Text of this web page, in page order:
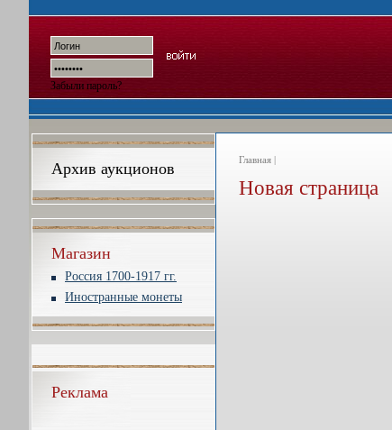
Забыли пароль?
Архив аукционов
Магазин
Россия 1700-1917 гг.
Иностранные монеты
Реклама
Главная |
Новая страница